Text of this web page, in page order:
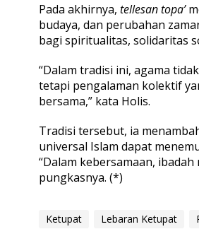
Pada akhirnya, tellesan topa’
budaya, dan perubahan
bagi spiritualitas, solidaritas
“Dalam tradisi ini, agama
tetapi pengalaman kolektif
bersama,” kata Holis.
Tradisi tersebut, ia
universal Islam dapat
“Dalam kebersamaan,
pungkasnya. (*)
Ketupat Lebaran Ketupat